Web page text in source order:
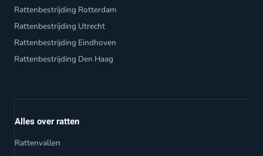
Rattenbestrijding Rotterdam
Rattenbestrijding Utrecht
Rattenbestrijding Eindhoven
Rattenbestrijding Den Haag
Alles over ratten
Rattenvallen